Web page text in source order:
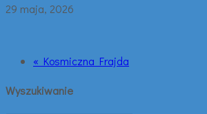
29 maja, 2026
« Kosmiczna Frajda
Wyszukiwanie